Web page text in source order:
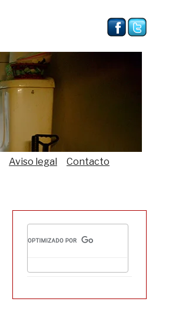
Aviso legal Contacto